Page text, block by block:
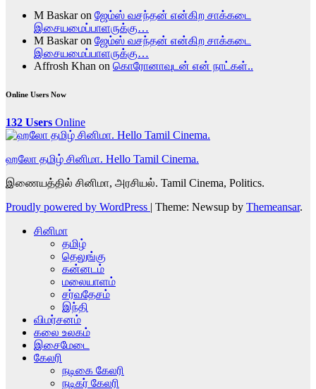
M Baskaron ஜேம்ஸ் வசந்தன் என்கிற சாக்கடை
இசையமைப்பாளருக்கு…
M Baskaron ஜேம்ஸ் வசந்தன் என்கிற சாக்கடை
இசையமைப்பாளருக்கு…
Affrosh Khan on கொரோனாவுடன் என் நாட்கள்..
Online Users Now
132 Users Online
ஹலோ தமிழ் சினிமா. Hello Tamil Cinema.
இணையத்தில் சினிமா, அரசியல். Tamil Cinema, Politics.
Proudly powered by WordPress | Theme: Newsup by Themeansar.
சினிமா
தமிழ்
தெலுங்கு
கன்னடம்
மலையாளம்
சர்வதேசம்
இந்தி
விமர்சனம்
கலை உலகம்
இசைமேடை
கேலரி
நடிகை கேலரி
நடிகர் கேலரி